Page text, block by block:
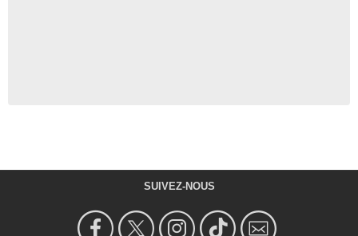
SUIVEZ-NOUS